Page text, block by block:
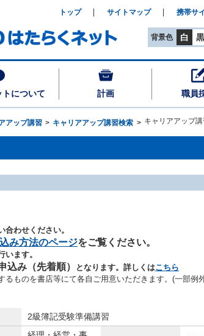
について 計画 職員
背景色 白 黒
トップ サイトマップ 携帯サ
アップ講習 キャリアアップ講習検索 キャリアアップ
わせください。
み方法のページをご覧ください。
ます。
込み（先着順） となります。詳しくはこちら
ものを書店等にて各自ご用意いただきます。(一部例
2級簿記受験準備講習